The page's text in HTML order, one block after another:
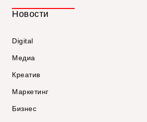
Новости
Digital
Медиа
Креатив
Маркетинг
Бизнес